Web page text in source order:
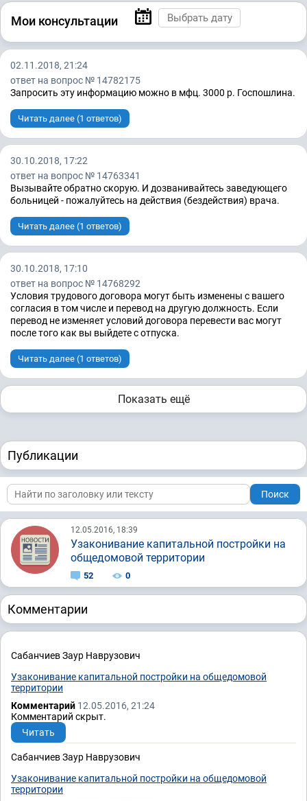
Мои консультации
02.11.2018, 21:24
ответ на вопрос № 14782175
Запросить эту информацию можно в мфц. 3000 р. Госпошлина.
Читать далее (1 ответов)
30.10.2018, 17:22
ответ на вопрос № 14763341
Вызывайте обратно скорую. И дозванивайтесь заведующего
больницей - пожалуйтесь на действия (бездействия) врача.
Читать далее (1 ответов)
30.10.2018, 17:10
ответ на вопрос № 14768292
Условия трудового договора могут быть изменены с вашего
согласия в том числе и перевод на другую должность. Если
перевод не изменяет условий договора перевести вас могут
после того как вы выйдете с отпуска.
Читать далее (1 ответов)
Показать ещё
Публикации
Поиск
12.05.2016, 18:39
Узаконивание капитальной постройки на
общедомовой территории
52 0
Комментарии
Сабанчиев Заур Наврузович
Узаконивание капитальной постройки на общедомовой
территории
Комментарий 12.05.2016, 21:24
Комментарий скрыт.
Читать
Сабанчиев Заур Наврузович
Узаконивание капитальной постройки на общедомовой
территории